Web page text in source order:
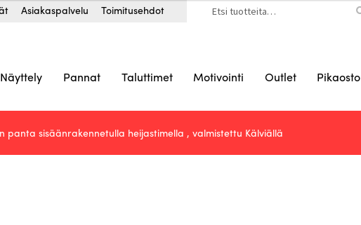
Asiakaspalvelu Toimitusehdot
Näyttely Pannat Taluttimet Motivointi Outlet Pikaosto
panta sisäänrakennetulla heijastimella , valmistettu Kälviällä